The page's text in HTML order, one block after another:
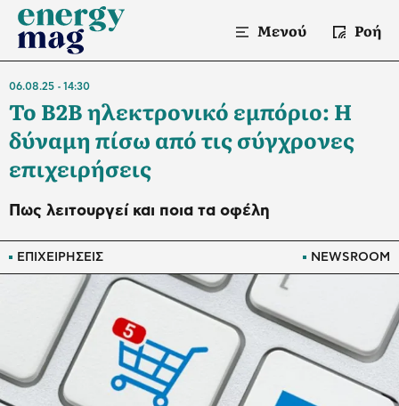
Μενού Ροή
ΕΠΙΧΕΙΡΗΣΕΙΣ NEWSROOM
06.08.25 14:30
Το B2B ηλεκτρονικό εμπόριο: Η
δύναμη πίσω από τις σύγχρονες
επιχειρήσεις
Πως λειτουργεί και ποια τα οφέλη